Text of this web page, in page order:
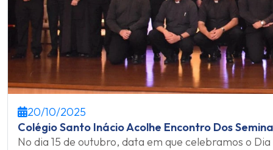
20/10/2025
Colégio Santo Inácio Acolhe Encontro Dos
No dia 15 de outubro, data em que celebramos o